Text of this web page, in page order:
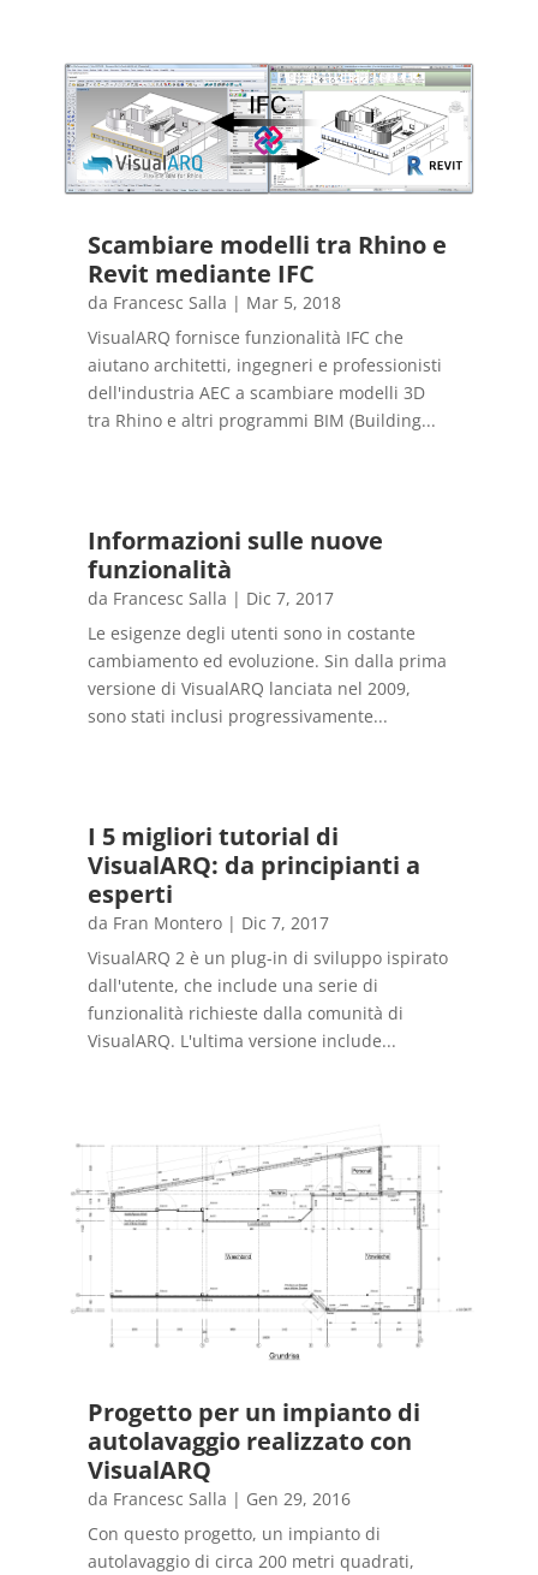
Scambiare modelli tra Rhino e
Revit mediante IFC
da Francesc Salla | Mar 5, 2018
VisualARQ fornisce funzionalità IFC che
aiutano architetti, ingegneri e professionisti
dell'industria AEC a scambiare modelli 3D
tra Rhino e altri programmi BIM (Building...
Informazioni sulle nuove
funzionalità
da Francesc Salla | Dic 7, 2017
Le esigenze degli utenti sono in costante
cambiamento ed evoluzione. Sin dalla prima
versione di VisualARQ lanciata nel 2009,
sono stati inclusi progressivamente...
I 5 migliori tutorial di
VisualARQ: da principianti a
esperti
da Fran Montero | Dic 7, 2017
VisualARQ 2 è un plug-in di sviluppo ispirato
dall'utente, che include una serie di
funzionalità richieste dalla comunità di
VisualARQ. L'ultima versione include...
Progetto per un impianto di
autolavaggio realizzato con
VisualARQ
da Francesc Salla | Gen 29, 2016
Con questo progetto, un impianto di
autolavaggio di circa 200 metri quadrati,